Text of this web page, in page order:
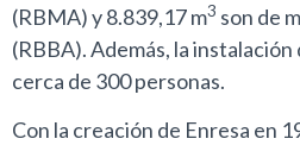
(RBMA) y 8.839,17 m3 son de
(RBBA). Además, la
cerca de 300 personas.
Con la creación de Enresa en